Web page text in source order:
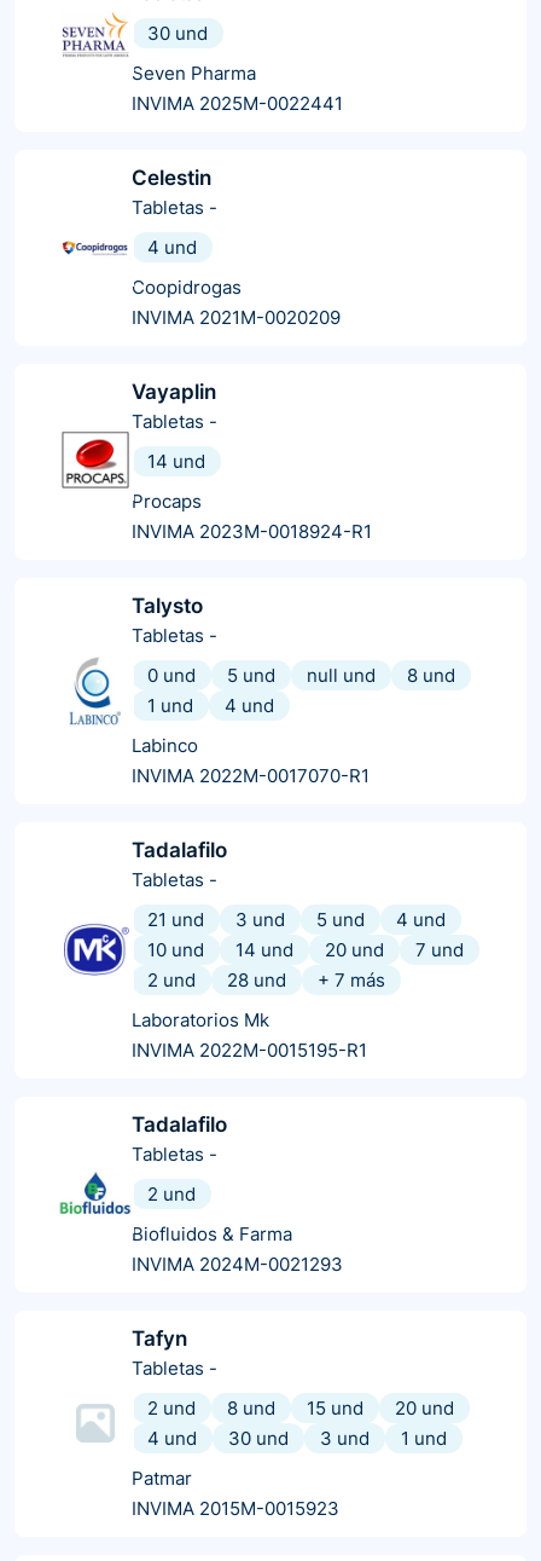
30 und
Seven Pharma
INVIMA 2025M-0022441
Celestin
Tabletas -
4 und
Coopidrogas
INVIMA 2021M-0020209
Vayaplin
Tabletas -
14 und
Procaps
INVIMA 2023M-0018924-R1
Talysto
Tabletas -
0 und
5 und null und
8 und
1 und
4 und
Labinco
INVIMA 2022M-0017070-R1
Tadalafilo
Tabletas -
21 und
3 und 5 und
4 und
10 und
14 und 20 und
7 und
2 und
28 und + 7 más
Laboratorios Mk
INVIMA 2022M-0015195-R1
Tadalafilo
Tabletas -
2 und
Biofluidos & Farma
INVIMA 2024M-0021293
Tafyn
Tabletas -
2 und
8 und 15 und
20 und
4 und
30 und 3 und
1 und
Patmar
INVIMA 2015M-0015923